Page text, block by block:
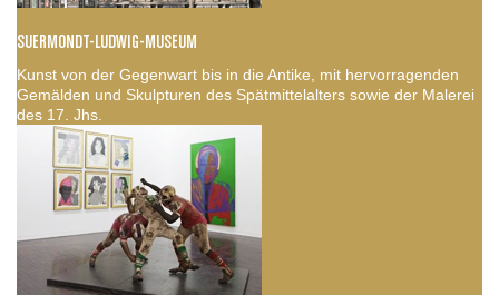
SUERMONDT-LUDWIG-MUSEUM
Kunst von der Gegenwart bis in die Antike, mit hervorragenden
Gemälden und Skulpturen des Spätmittelalters sowie der Malerei
des 17. Jhs.